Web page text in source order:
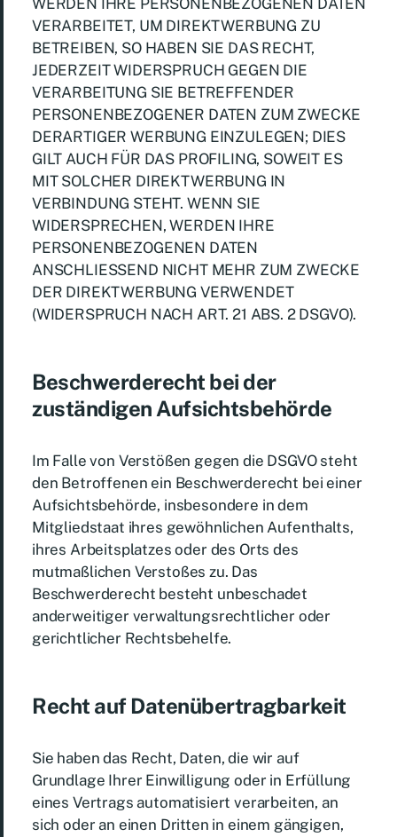
WERDEN IHRE PERSONENBEZOGENEN DATEN
VERARBEITET, UM DIREKTWERBUNG ZU
BETREIBEN, SO HABEN SIE DAS RECHT,
JEDERZEIT WIDERSPRUCH GEGEN DIE
VERARBEITUNG SIE BETREFFENDER
PERSONENBEZOGENER DATEN ZUM ZWECKE
DERARTIGER WERBUNG EINZULEGEN; DIES
GILT AUCH FÜR DAS PROFILING, SOWEIT ES
MIT SOLCHER DIREKTWERBUNG IN
VERBINDUNG STEHT. WENN SIE
WIDERSPRECHEN, WERDEN IHRE
PERSONENBEZOGENEN DATEN
ANSCHLIESSEND NICHT MEHR ZUM ZWECKE
DER DIREKTWERBUNG VERWENDET
(WIDERSPRUCH NACH ART. 21 ABS. 2 DSGVO).
Beschwerde­recht bei der
zuständigen Aufsichts­behörde
Im Falle von Verstößen gegen die DSGVO steht
den Betroffenen ein Beschwerderecht bei einer
Aufsichtsbehörde, insbesondere in dem
Mitgliedstaat ihres gewöhnlichen Aufenthalts,
ihres Arbeitsplatzes oder des Orts des
mutmaßlichen Verstoßes zu. Das
Beschwerderecht besteht unbeschadet
anderweitiger verwaltungsrechtlicher oder
gerichtlicher Rechtsbehelfe.
Recht auf Daten­übertrag­barkeit
Sie haben das Recht, Daten, die wir auf
Grundlage Ihrer Einwilligung oder in Erfüllung
eines Vertrags automatisiert verarbeiten, an
sich oder an einen Dritten in einem gängigen,